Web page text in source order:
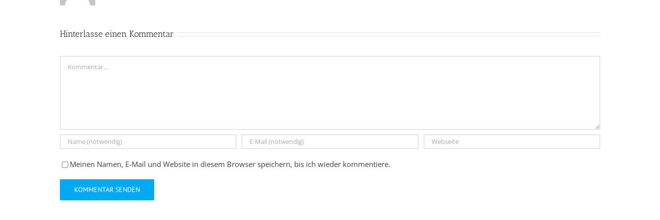
Hinterlasse einen Kommentar
Meinen Namen, E-Mail und Website in diesem Browser speichern, bis ich wieder kommentiere.